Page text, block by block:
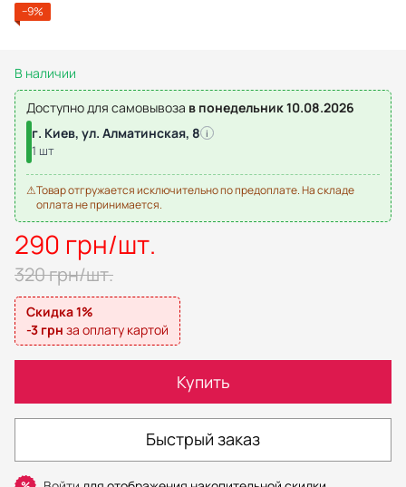
−9%
В наличии
Доступно для самовывоза в понедельник 10.08.2026
г. Киев, ул. Алматинская, 8 i
1 шт
⚠Товар отгружается исключительно по предоплате. На складе
оплата не принимается.
290 грн/шт.
320 грн/шт.
Скидка 1%
-3 грн за оплату картой
Купить
Быстрый заказ